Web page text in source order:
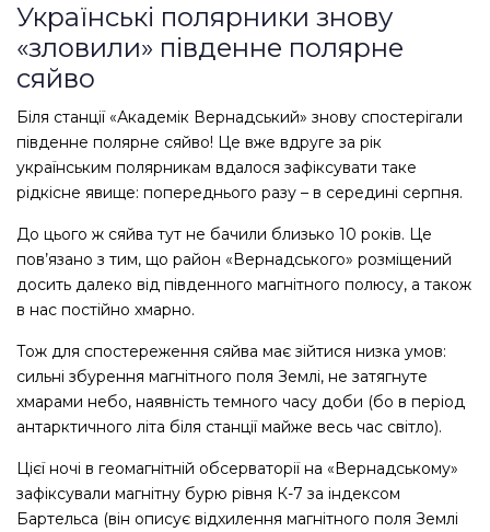
Українські полярники знову
«зловили» південне полярне
сяйво
Біля станції «Академік Вернадський» знову спостерігали
південне полярне сяйво! Це вже вдруге за рік
українським полярникам вдалося зафіксувати таке
рідкісне явище: попереднього разу – в середині серпня.
До цього ж сяйва тут не бачили близько 10 років. Це
пов’язано з тим, що район «Вернадського» розміщений
досить далеко від південного магнітного полюсу, а також
в нас постійно хмарно.
Тож для спостереження сяйва має зійтися низка умов:
сильні збурення магнітного поля Землі, не затягнуте
хмарами небо, наявність темного часу доби (бо в період
антарктичного літа біля станції майже весь час світло).
Цієї ночі в геомагнітній обсерваторії на «Вернадському»
зафіксували магнітну бурю рівня К-7 за індексом
Бартельса (він описує відхилення магнітного поля Землі